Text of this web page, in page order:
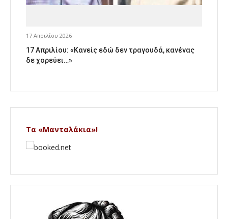
17 Απριλίου 2026
17 Απριλίου: «Κανείς εδώ δεν τραγουδά, κανένας
δε χορεύει…»
Τα «Μανταλάκια»!